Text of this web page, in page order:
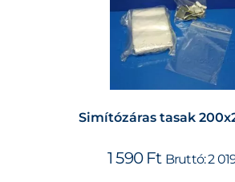
Simítózáras tasak
1 590 Ft Bruttó:2